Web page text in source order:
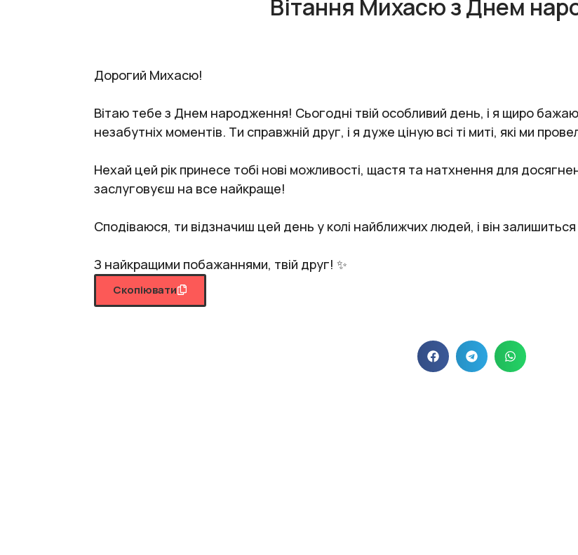
Вітання Михасю з Днем
Дорогий Михасю!
Вітаю тебе з Днем народження! Сьогодні твій особливий день, і я щиро
незабутніх моментів. Ти справжній друг, і я дуже ціную всі ті миті, які ми
Нехай цей рік принесе тобі нові можливості, щастя та натхнення для
заслуговуєш на все найкраще!
Сподіваюся, ти відзначиш цей день у колі найближчих людей, і він залишиться
З найкращими побажаннями, твій друг! ✨
Скопіювати